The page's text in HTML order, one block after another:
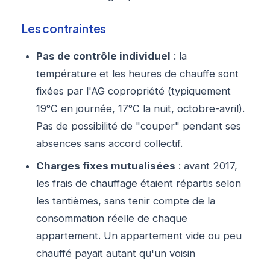
Les contraintes
Pas de contrôle individuel : la
température et les heures de chauffe sont
fixées par l'AG copropriété (typiquement
19°C en journée, 17°C la nuit, octobre-avril).
Pas de possibilité de "couper" pendant ses
absences sans accord collectif.
Charges fixes mutualisées : avant 2017,
les frais de chauffage étaient répartis selon
les tantièmes, sans tenir compte de la
consommation réelle de chaque
appartement. Un appartement vide ou peu
chauffé payait autant qu'un voisin